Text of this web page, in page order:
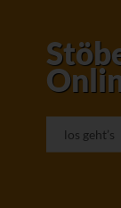
los geht’s